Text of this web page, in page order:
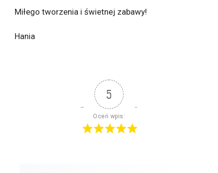
Miłego tworzenia i świetnej zabawy!
Hania
5
Oceń wpis: